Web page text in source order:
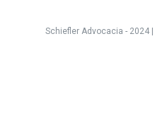
Schiefler Advocacia - 2024 |